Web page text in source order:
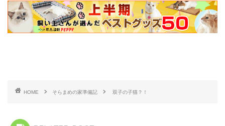
HOME そらまめの家準備記 双子の子猫？！